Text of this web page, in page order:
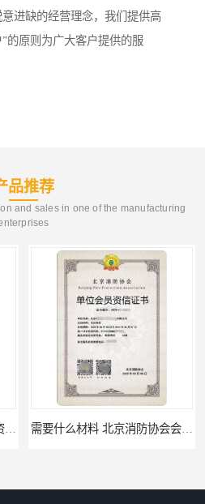
进缺的经营理念，我们提供高
的原则为广大客户提供的服
品推荐
and sales in one of the manufacturing